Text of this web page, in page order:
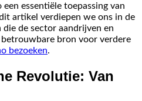
essentiële toepassing van
artikel verdiepen we ons in de
de sector aandrijven en
bron voor verdere
bezoeken.
Revolutie: Van